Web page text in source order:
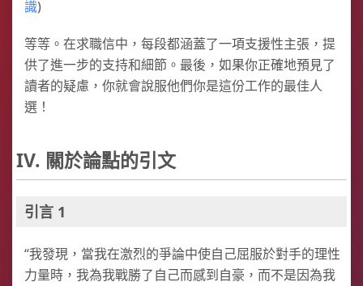
識)
等等。在求職信中，每段都涵蓋了一項支援性主張，提
供了進一步的支持和細節。最後，如果你正確地預見了
讀者的疑慮，你就會說服他們你是這份工作的最佳人
選！
IV. 關於論點的引文
引言 1
“我發現，當我在激烈的爭論中使自己屈服於對手的理性
力量時，我為我戰勝了自己而感到自豪，而不是因為我